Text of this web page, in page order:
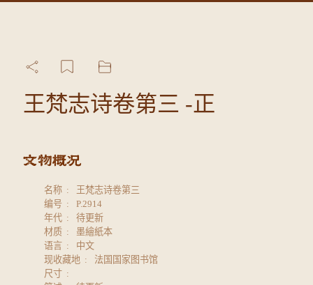
王梵志诗卷第三 -正
名称
王梵志诗卷第三
编号
P.2914
年代
待更新
材质
墨繪紙本
语言
中文
现收藏地
法国国家图书馆
尺寸